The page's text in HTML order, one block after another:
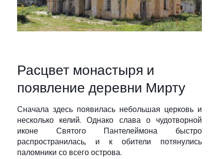
Расцвет монастыря и
появление деревни Мирту
Сначала здесь появилась небольшая церковь и
несколько келий. Однако слава о чудотворной
иконе Святого Пантелеймона быстро
распространилась, и к обители потянулись
паломники со всего острова.